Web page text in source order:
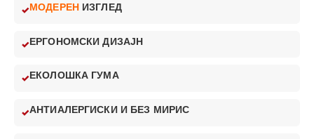
МОДЕРЕН ИЗГЛЕД
ЕРГОНОМСКИ ДИЗАЈН
ЕКОЛОШКА ГУМА
АНТИАЛЕРГИСКИ И БЕЗ МИРИС